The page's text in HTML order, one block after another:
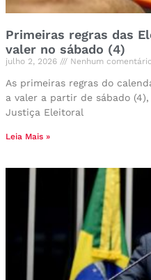
Primeiras regras das
valer no sábado (4)
julho 2, 2026 Nenhum
As primeiras regras do
a valer a partir de sábado
Justiça Eleitoral
Leia Mais »